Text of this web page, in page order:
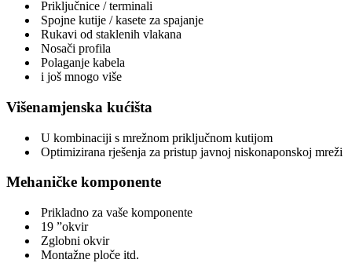
Priključnice / terminali
Spojne kutije / kasete za spajanje
Rukavi od staklenih vlakana
Nosači profila
Polaganje kabela
i još mnogo više
Višenamjenska kućišta
U kombinaciji s mrežnom priključnom kutijom
Optimizirana rješenja za pristup javnoj niskonaponskoj mreži
Mehaničke komponente
Prikladno za vaše komponente
19 ”okvir
Zglobni okvir
Montažne ploče itd.